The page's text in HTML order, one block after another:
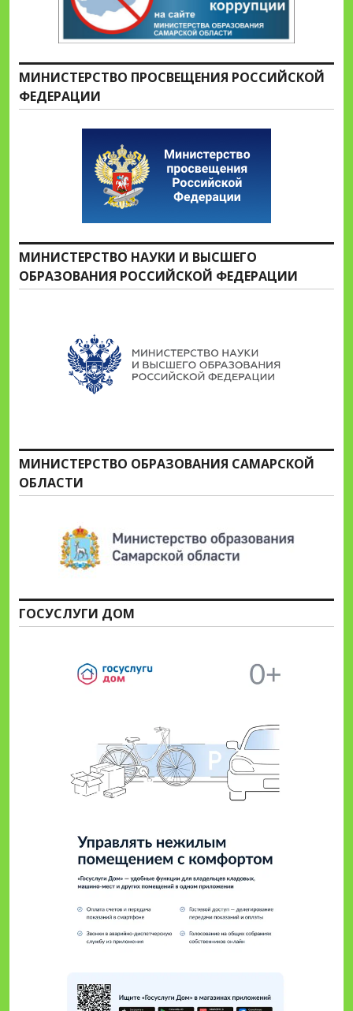
МИНИСТЕРСТВО ПРОСВЕЩЕНИЯ РОССИЙСКОЙ
ФЕДЕРАЦИИ
МИНИСТЕРСТВО НАУКИ И ВЫСШЕГО
ОБРАЗОВАНИЯ РОССИЙСКОЙ ФЕДЕРАЦИИ
МИНИСТЕРСТВО ОБРАЗОВАНИЯ САМАРСКОЙ
ОБЛАСТИ
ГОСУСЛУГИ ДОМ